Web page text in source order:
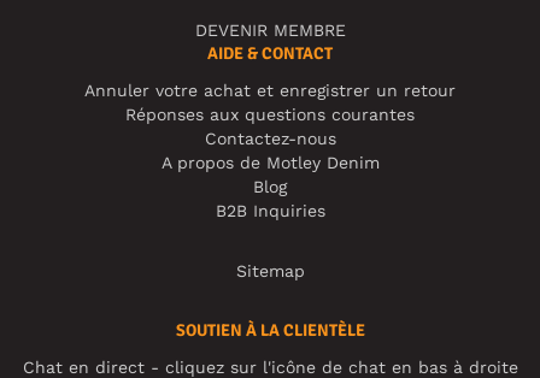
DEVENIR MEMBRE
AIDE & CONTACT
Annuler votre achat et enregistrer un retour
Réponses aux questions courantes
Contactez-nous
A propos de Motley Denim
Blog
B2B Inquiries
Sitemap
SOUTIEN À LA CLIENTÈLE
Chat en direct - cliquez sur l'icône de chat en bas à droite